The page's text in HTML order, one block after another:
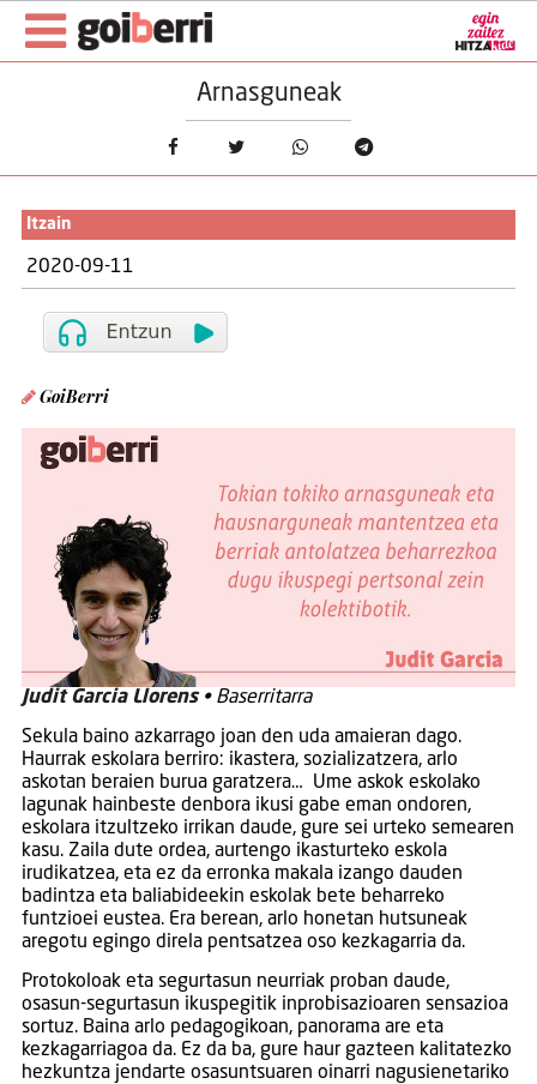
Arnasguneak
Itzain
2020-09-11
GoiBerri
Judit Garcia Llorens• Baserritarra
Sekula baino azkarrago joan den uda amaieran dago.
Haurrak eskolara berriro: ikastera, sozializatzera, arlo
askotan beraien burua garatzera… Ume askok eskolako
lagunak hainbeste denbora ikusi gabe eman ondoren,
eskolara itzultzeko irrikan daude, gure sei urteko semearen
kasu. Zaila dute ordea, aurtengo ikasturteko eskola
irudikatzea, eta ez da erronka makala izango dauden
badintza eta baliabideekin eskolak bete beharreko
funtzioei eustea. Era berean, arlo honetan hutsuneak
aregotu egingo direla pentsatzea oso kezkagarria da.
Protokoloak eta segurtasun neurriak proban daude,
osasun-segurtasun ikuspegitik inprobisazioaren sensazioa
sortuz. Baina arlo pedagogikoan, panorama are eta
kezkagarriagoa da. Ez da ba, gure haur gazteen kalitatezko
hezkuntza jendarte osasuntsuaren oinarri nagusienetariko